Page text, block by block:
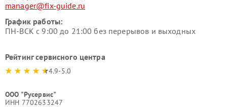
manager@fix-guide.ru
График работы:
ПН-ВСК с 9:00 до 21:00 без перерывов и выходных
Рейтинг сервисного центра
4.9-5.0
ООО "Русервис"
ИНН 7702633247